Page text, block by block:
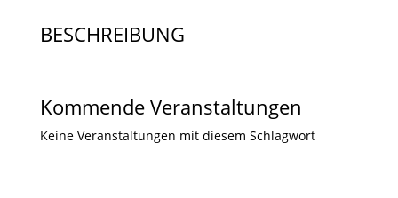
BESCHREIBUNG
Kommende Veranstaltungen
Keine Veranstaltungen mit diesem Schlagwort